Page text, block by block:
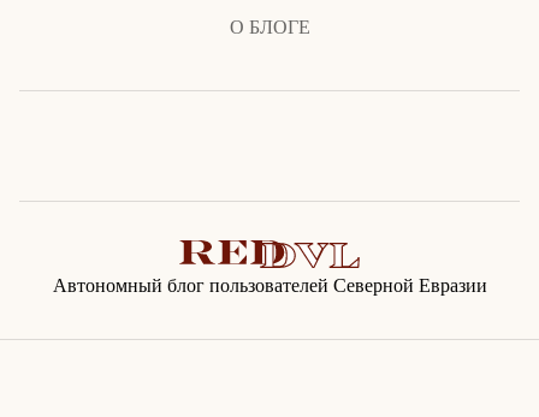
О БЛОГЕ
Автономный блог пользователей Северной Евразии